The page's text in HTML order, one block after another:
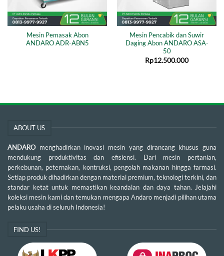
Mesin Pemasak Abon
ANDARO ADR-ABN5
Mesin Pencabik dan Suwir
Daging Abon ANDARO ASA-
50
Rp12.500.000
ABOUT US
ANDARO menghadirkan inovasi mesin yang dirancang khusus guna
mendukung produktivitas dan efisiensi. Dari mesin pertanian,
perkebunan, peternakan, kontruksi, pengolah makanan hingga farmasi.
Setiap produk dihadirkan dengan material premium, teknologi terkini, dan
standar ketat untuk memastikan keandalan dan daya tahan. Jelajahi
koleksi mesin kami dan temukan mengapa Andaro menjadi pilihan utama
pelaku usaha di seluruh Indonesia!
FIND US!